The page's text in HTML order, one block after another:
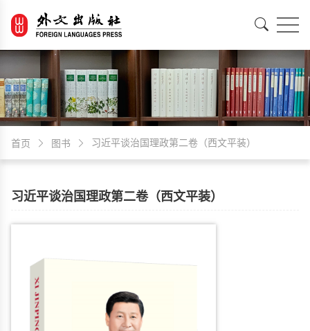
首页 图书 习近平谈治国理政第二卷（西文平装）
习近平谈治国理政第二卷（西文平装）